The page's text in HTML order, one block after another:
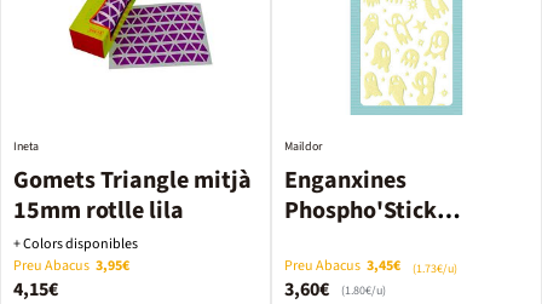
Gomets Triangle mitjà
15mm rotlle lila
Ineta
+ Colors disponibles
Preu Abacus 3,95€
4,15€
Enganxines
Phospho'Stick
Maildor
Preu Abacus 3,45€ (1.73€/u)
3,60€ (1.80€/u)